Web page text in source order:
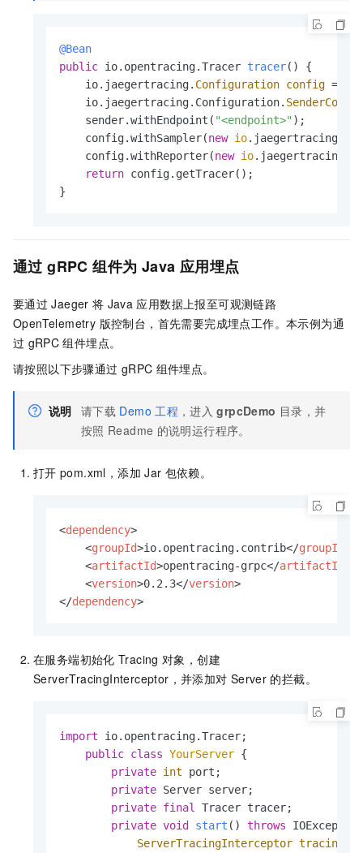
@Bean
public io.opentracing.Tracer tracer()
{
    io.jaegertracing.
Configuration config =
    io.jaegertracing.Configuration.
    sender.withEndpoint(
"<endpoint>" );
    config.withSampler(
new io
    config.withReporter(
new io
return config.getTracer();
}
通过 gRPC 组件为 Java 应用埋点
要通过 Jaeger 将 Java 应用数据上报至可观测链路
OpenTelemetry 版控制台，首先需要完成埋点工作。本示例为通
过 gRPC 组件埋点。
请按照以下步骤通过 gRPC 组件埋点。
说明 请下载 Demo 工程 ，进入 grpcDemo 目录，并
按照 Readme 的说明运行程序。
打开 pom.xml ，添加 Jar 包依赖。
<dependency>
<groupId>io.opentracing.contrib</groupId
<artifactId>opentracing-grpc</artifactId
<version>0.2.3</version>
</dependency>
在服务端初始化 Tracing 对象，创建
ServerTracingInterceptor，并添加对 Server 的拦截。
import io.opentracing.Tracer;
public class YourServer {
private int port;
private Server server;
private final
Tracer tracer;
private void start () throws
ServerTracingInterceptor